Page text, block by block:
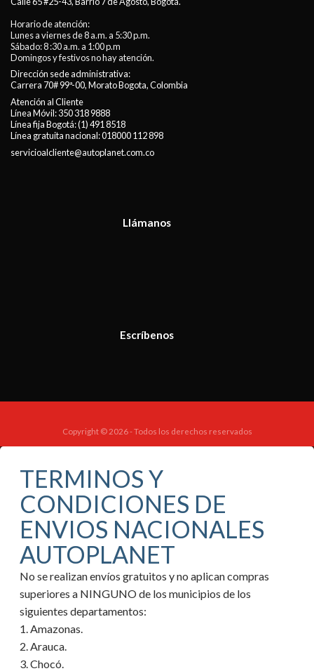
Horario de atención:
Lunes a viernes de 8 a.m. a 5:30 p.m.
Sábado: 8 :30 a.m. a 1:00 p.m
Domingos y festivos no hay atención.
Dirección sede administrativa:
Carrera 70# 99ª-00, Morato Bogota, Colombia
Atención al Cliente
Línea Móvil:350 318 9888
Línea fija Bogotá:(1) 491 8518
Línea gratuita nacional:018000 112 898
servicioalcliente@autoplanet.com.co
Llámanos
Escríbenos
Copyright © 2026 - Todos los derechos reservados
TERMINOS Y
CONDICIONES DE
ENVIOS NACIONALES
AUTOPLANET
No se realizan envíos gratuitos y no aplican compras
superiores a NINGUNO de los municipios de los
siguientes departamentos:
1. Amazonas.
2. Arauca.
3. Chocó.